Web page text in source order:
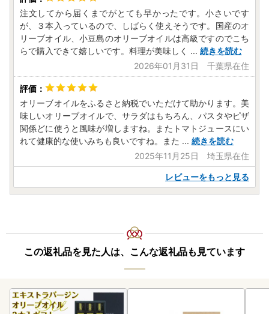
注文してから届くまでがとても早かったです。小さいです
が、３本入っているので、しばらく使えそうです。国産のオ
リーブオイル、小豆島のオリーブオイルは高級ですのでこち
らで購入できて嬉しいです。料理が美味しく ... 続きを読む
2026年01月31日 千葉県在住
オリーブオイルをふるさと納税でいただけて助かります。美
味しいオリーブオイルで、サラダはもちろん、パスタやピザ
関係どに使うと風味が増しますね。またトマトジュースにい
れて健康的な使いみちも良いですね。また ... 続きを読む
2025年11月25日 埼玉県在住
レビューをもっと見る
この返礼品を見た人は、こんな返礼品も見ています